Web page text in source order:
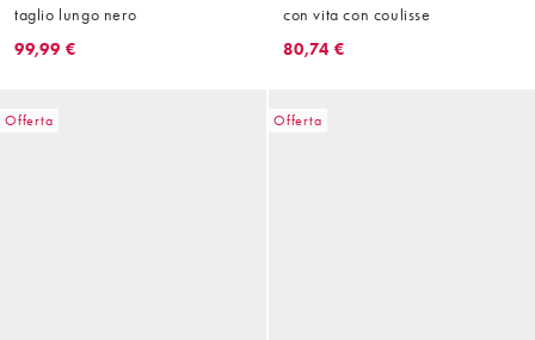
taglio lungo nero
99,99 €
con vita con coulisse
80,74 €
Offerta Offerta